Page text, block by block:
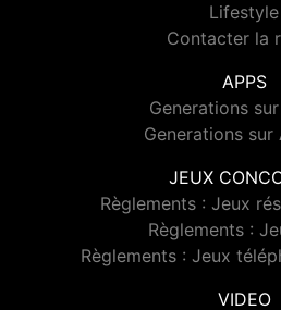
Lifestyle
Contacter la
APPS
Generations
Generations sur
JEUX
Règlements : Jeux
Règlements :
Règlements : Jeux
VIDEO